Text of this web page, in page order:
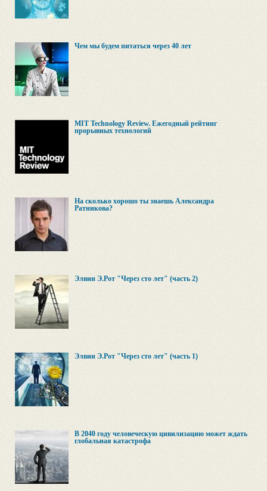
Чем мы будем питаться через 40 лет
MIT Technology Review. Ежегодный рейтинг
прорывных технологий
На сколько хорошо ты знаешь Александра
Ратникова?
Элвин Э.Рот "Через сто лет" (часть 2)
Элвин Э.Рот "Через сто лет" (часть 1)
В 2040 году человеческую цивилизацию может ждать
глобальная катастрофа